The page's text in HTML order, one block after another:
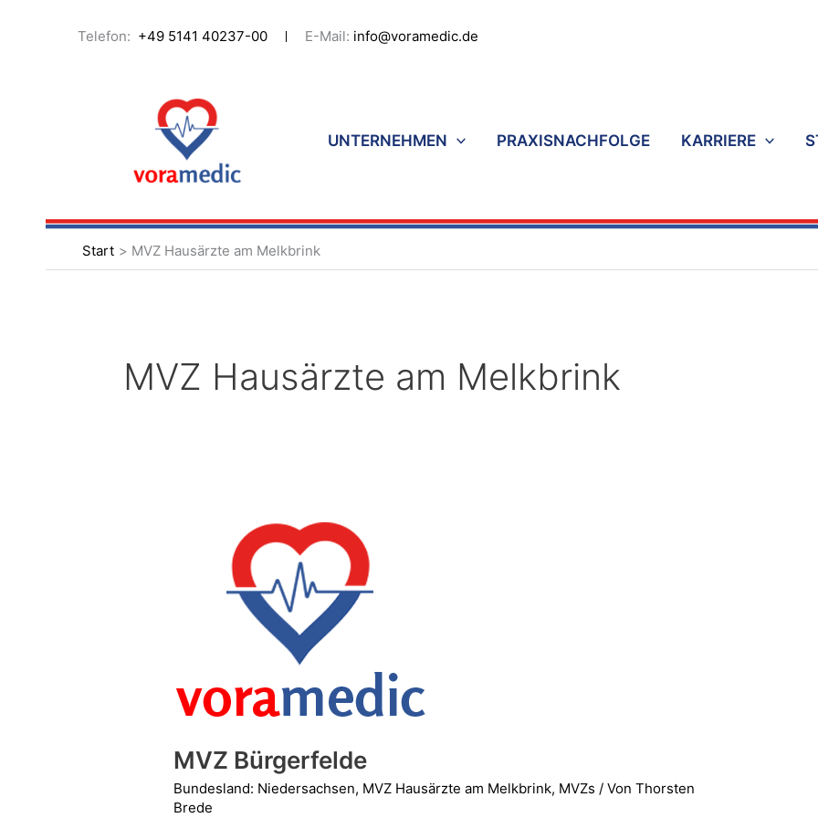
InhaltTelefon: +49 5141 40237-00 E-Mail: info@voramedic.de
UNTERNEHMEN PRAXISNACHFOLGE KARRIERE
Start MVZ Hausärzte am Melkbrink
MVZ Hausärzte am Melkbrink
MVZ Bürgerfelde
Bundesland: Niedersachsen, MVZ Hausärzte am Melkbrink, MVZs / VonThorsten
Brede
Bürgerfelde